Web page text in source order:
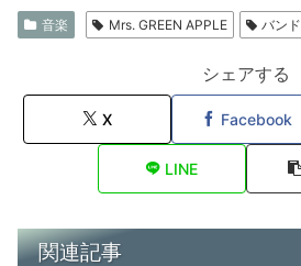
音楽 Mrs. GREEN APPLE バンド
シェアする
X Facebook
LINE
関連記事